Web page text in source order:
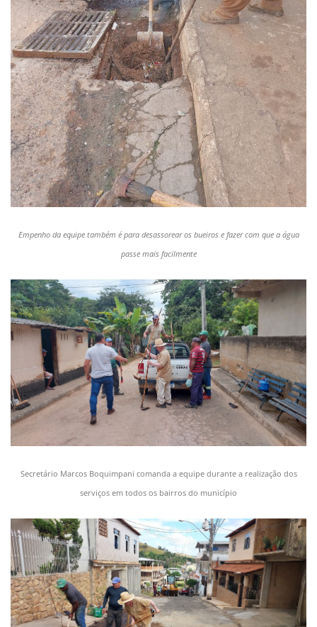
Empenho da equipe também é para desassorear os bueiros e fazer com que a água
passe mais facilmente
Secretário Marcos Boquimpani comanda a equipe durante a realização dos
serviços em todos os bairros do município